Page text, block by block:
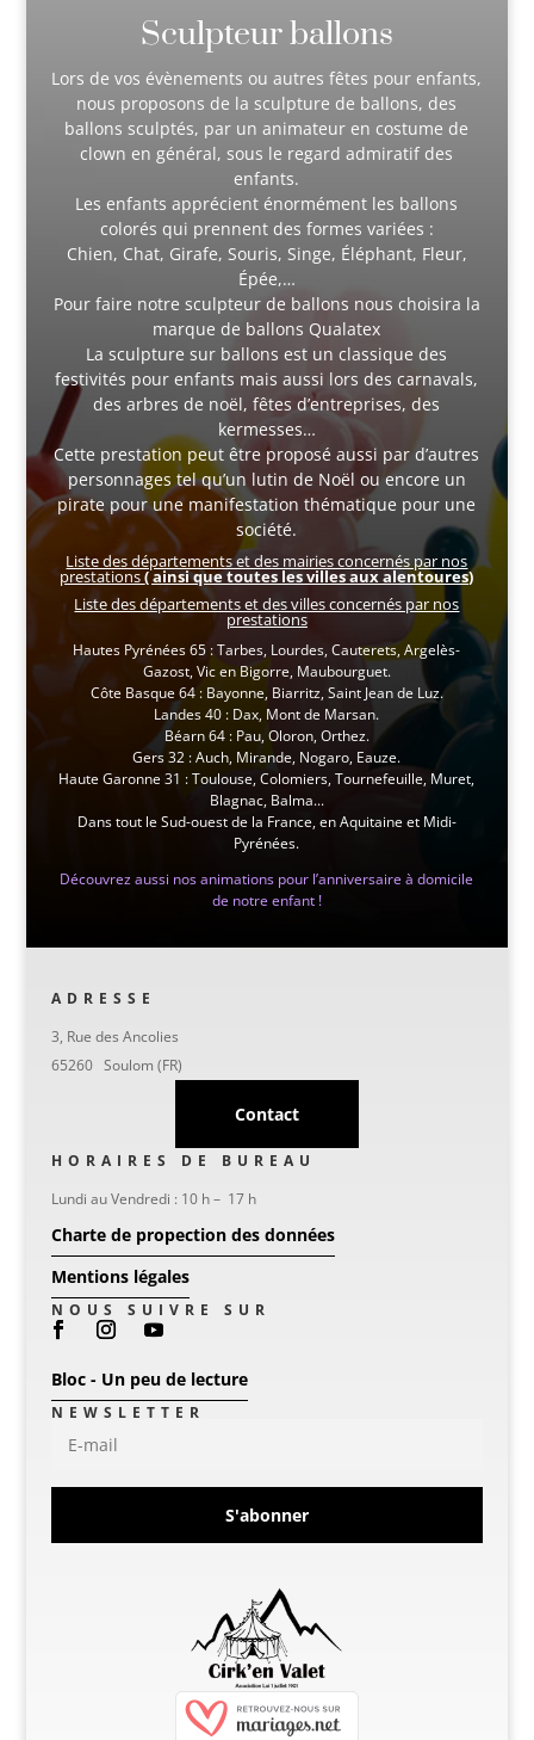
Sculpteur ballons
Lors de vos évènements ou autres fêtes pour enfants,
nous proposons de la sculpture de ballons, des
ballons sculptés, par un animateur en costume de
clown en général, sous le regard admiratif des
enfants.
Les enfants apprécient énormément les ballons
colorés qui prennent des formes variées :
Chien, Chat, Girafe, Souris, Singe, Éléphant, Fleur,
Épée,…
Pour faire notre sculpteur de ballons nous choisira la
marque de ballons Qualatex
La sculpture sur ballons est un classique des
festivités pour enfants mais aussi lors des carnavals,
des arbres de noël, fêtes d’entreprises, des
kermesses…
Cette prestation peut être proposé aussi par d’autres
personnages tel qu’un lutin de Noël ou encore un
pirate pour une manifestation thématique pour une
société.
Liste des départements et des mairies concernés par nos
prestations( ainsi que toutes les villes aux alentoures)
Liste des départements et des villes concernés par nos
prestations
Hautes Pyrénées 65 : Tarbes, Lourdes, Cauterets, Argelès-
Gazost, Vic en Bigorre, Maubourguet.
Côte Basque 64 : Bayonne, Biarritz, Saint Jean de Luz.
Landes 40 : Dax, Mont de Marsan.
Béarn 64 : Pau, Oloron, Orthez.
Gers 32 : Auch, Mirande, Nogaro, Eauze.
Haute Garonne 31 : Toulouse, Colomiers, Tournefeuille, Muret,
Blagnac, Balma...
Dans tout le Sud-ouest de la France, en Aquitaine et Midi-
Pyrénées.
Découvrez aussi nos animations pour l’anniversaire à domicile
de notre enfant !
ADRESSE
3, Rue des Ancolies
65260 Soulom (FR)
Contact
HORAIRES DE BUREAU
Lundi au Vendredi : 10 h – 17 h
Charte de propection des données
Mentions légales
NOUS SUIVRE SUR
Bloc - Un peu de lecture
NEWSLETTER
S'abonner